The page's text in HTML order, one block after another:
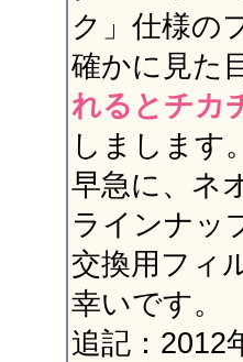
ク」仕様の
確かに見た
れるとチカ
しまします。
早急に、ネ
ラインナッ
交換用フィ
幸いです。
追記：2012